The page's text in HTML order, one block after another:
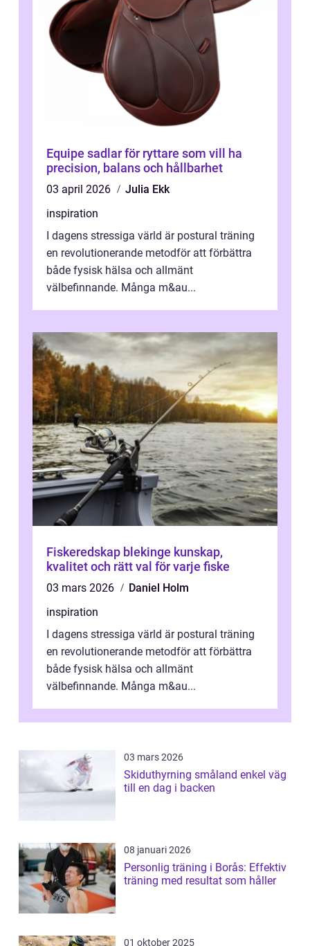
Equipe sadlar för ryttare som vill ha
precision, balans och hållbarhet
03 april 2026
Julia Ekk
inspiration
I dagens stressiga värld är postural träning
en revolutionerande metodför att förbättra
både fysisk hälsa och allmänt
välbefinnande. Många m&au...
Fiskeredskap blekinge kunskap,
kvalitet och rätt val för varje fiske
03 mars 2026
Daniel Holm
inspiration
I dagens stressiga värld är postural träning
en revolutionerande metodför att förbättra
både fysisk hälsa och allmänt
välbefinnande. Många m&au...
03 mars 2026
Skiduthyrning småland enkel väg
till en dag i backen
08 januari 2026
Personlig träning i Borås: Effektiv
träning med resultat som håller
01 oktober 2025